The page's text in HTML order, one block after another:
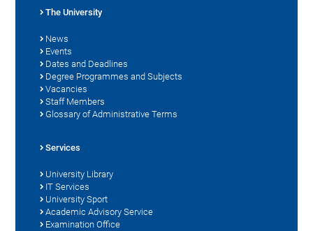
The University
News
Events
Dates and Deadlines
Degree Programmes and Subjects
Vacancies
Staff Members
Glossary of Administrative Terms
Services
University Library
IT Services
University Sport
Academic Advisory Service
Examination Office